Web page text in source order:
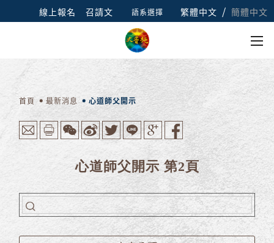
線上報名 召請文 語系選擇 繁體中文 / 簡體中文
首頁 最新消息 心道師父開示
心道師父開示 第2頁